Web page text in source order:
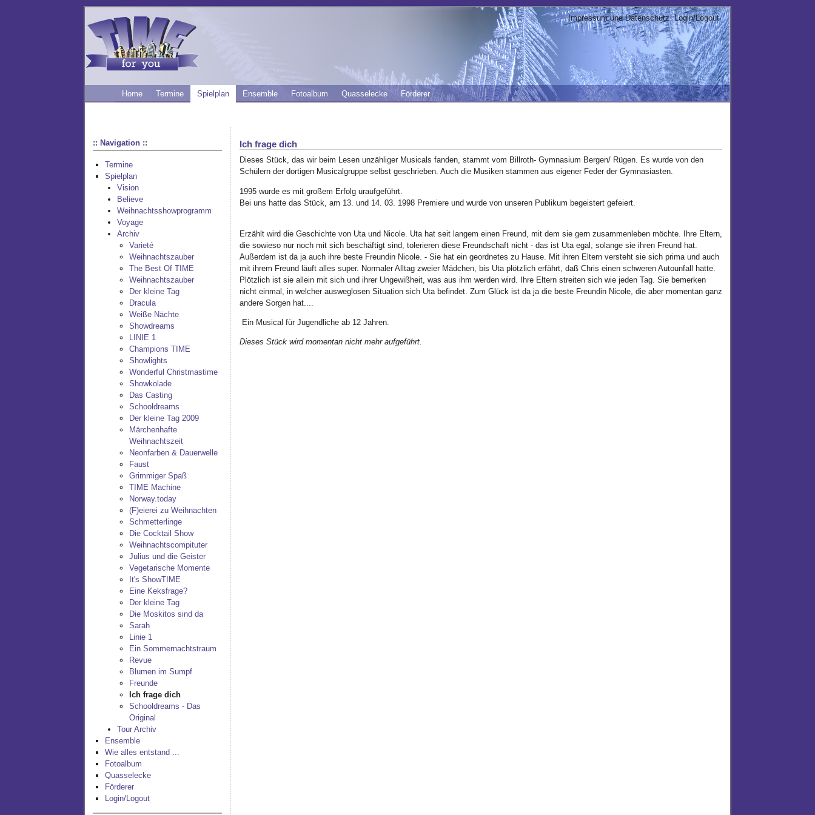
Impressum und Datenschutz Login/Logout
Home Termine Spielplan Ensemble Fotoalbum Quasselecke Förderer
:: Navigation ::
Termine
Spielplan
Vision
Believe
Weihnachtsshowprogramm
Voyage
Archiv
Varieté
Weihnachtszauber
The Best Of TIME
Weihnachtszauber
Der kleine Tag
Dracula
Weiße Nächte
Showdreams
LINIE 1
Champions TIME
Showlights
Wonderful Christmastime
Showkolade
Das Casting
Schooldreams
Der kleine Tag 2009
Märchenhafte
Weihnachtszeit
Neonfarben & Dauerwelle
Faust
Grimmiger Spaß
TIME Machine
Norway.today
(F)eierei zu Weihnachten
Schmetterlinge
Die Cocktail Show
Weihnachtscompituter
Julius und die Geister
Vegetarische Momente
It's ShowTIME
Eine Keksfrage?
Der kleine Tag
Die Moskitos sind da
Sarah
Linie 1
Ein Sommernachtstraum
Revue
Blumen im Sumpf
Freunde
Ich frage dich
Schooldreams - Das
Original
Tour Archiv
Ensemble
Wie alles entstand ...
Fotoalbum
Quasselecke
Förderer
Login/Logout
Ich frage dich
Dieses Stück, das wir beim Lesen unzähliger Musicals fanden, stammt vom Billroth- Gymnasium Bergen/ Rügen. Es wurde von den
Schülern der dortigen Musicalgruppe selbst geschrieben. Auch die Musiken stammen aus eigener Feder der Gymnasiasten.
1995 wurde es mit großem Erfolg uraufgeführt.
Bei uns hatte das Stück, am 13. und 14. 03. 1998 Premiere und wurde von unseren Publikum begeistert gefeiert.
Erzählt wird die Geschichte von Uta und Nicole. Uta hat seit langem einen Freund, mit dem sie gern zusammenleben möchte. Ihre Eltern,
die sowieso nur noch mit sich beschäftigt sind, tolerieren diese Freundschaft nicht - das ist Uta egal, solange sie ihren Freund hat.
Außerdem ist da ja auch ihre beste Freundin Nicole. - Sie hat ein geordnetes zu Hause. Mit ihren Eltern versteht sie sich prima und auch
mit ihrem Freund läuft alles super. Normaler Alltag zweier Mädchen, bis Uta plötzlich erfährt, daß Chris einen schweren Autounfall hatte.
Plötzlich ist sie allein mit sich und ihrer Ungewißheit, was aus ihm werden wird. Ihre Eltern streiten sich wie jeden Tag. Sie bemerken
nicht einmal, in welcher ausweglosen Situation sich Uta befindet. Zum Glück ist da ja die beste Freundin Nicole, die aber momentan ganz
andere Sorgen hat....
Ein Musical für Jugendliche ab 12 Jahren.
Dieses Stück wird momentan nicht mehr aufgeführt.